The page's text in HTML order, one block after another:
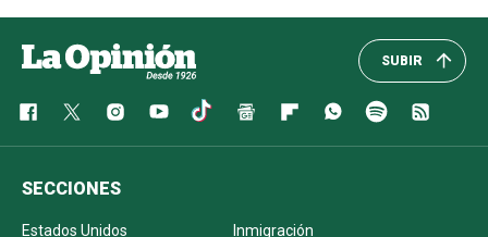
SUBIR
SECCIONES
Estados Unidos
Inmigración